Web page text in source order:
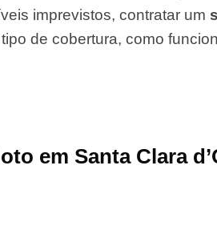
imprevistos, contratar um
de cobertura, como
em Santa Clara